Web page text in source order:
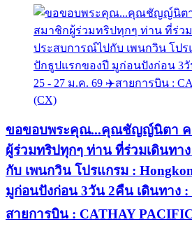
ขอขอบพระคุณ...คุณชัญญ์นิตา ค
ผู้ร่วมทริปทุกๆ ท่าน ที่ร่วมเดินทา
กับ เพนกวิน โปรแกรม :
มูก่อนปังก่อน 3วัน 2คืน เดินทาง :
สายการบิน : CATHAY